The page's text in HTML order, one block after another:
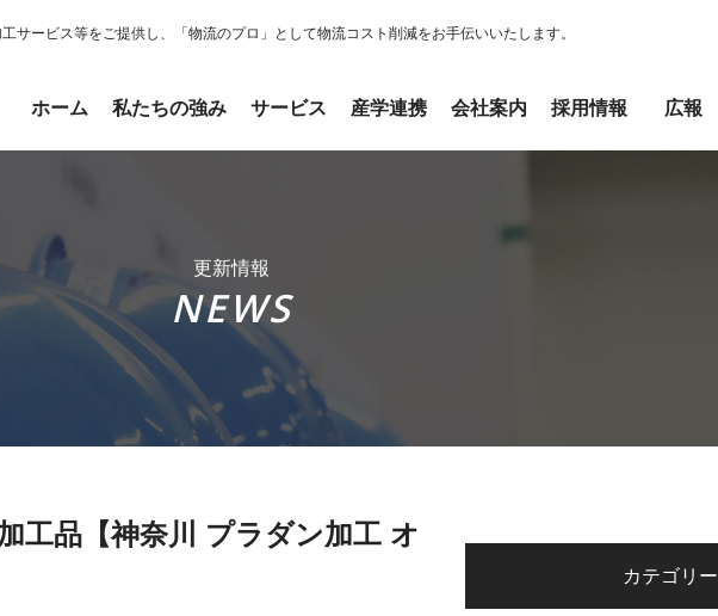
サービス等をご提供し、「物流のプロ」として物流コスト削減をお手伝いいたします。
ホーム 私たちの強み サービス 産学連携 会社案内 採用情報 広報
更新情報
NEWS
工品【神奈川 プラダン加工 オ
カテゴリー